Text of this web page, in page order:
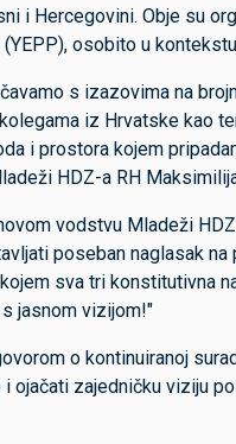
i Hercegovini. Obje su
osobito u
s izazovima na
iz Hrvatske kao
i prostora kojem
HDZ-a RH
vodstvu Mladeži
poseban naglasak
sva tri konstitutivna
jasnom vizijom!"
o kontinuiranoj
ojačati zajedničku viziju